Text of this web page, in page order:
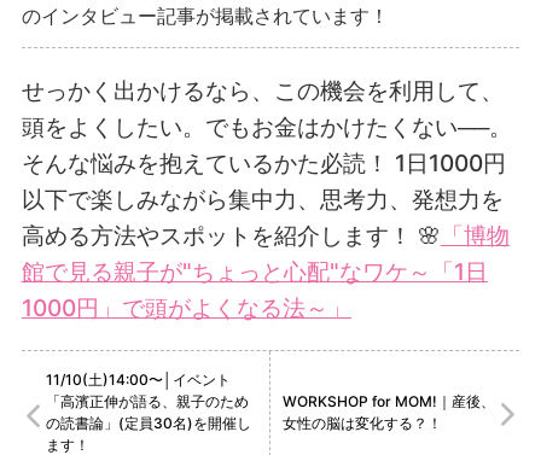
のインタビュー記事が掲載されています！
せっかく出かけるなら、この機会を利用して、
頭をよくしたい。でもお金はかけたくない──。
そんな悩みを抱えているかた必読！ 1日1000円
以下で楽しみながら集中力、思考力、発想力を
高める方法やスポットを紹介します！ 🌸 「博物
館で見る親子が"ちょっと心配"なワケ～「1日
1000円」で頭がよくなる法～」
11/10(土)14:00〜│イベント
「高濱正伸が語る、親子のため
の読書論」(定員30名)を開催し
ます！
WORKSHOP for MOM!｜産後、
女性の脳は変化する？！